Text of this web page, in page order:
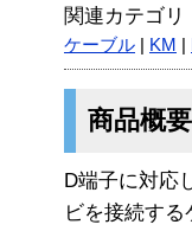
関連カテゴリ
ケーブル KM
商品概要
D端子に対応
ビを接続する